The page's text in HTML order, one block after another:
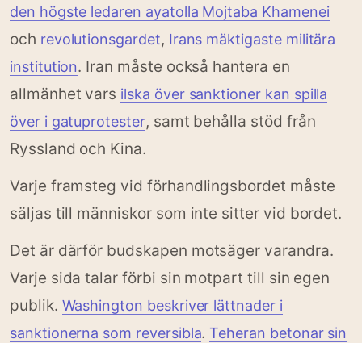
den högste ledaren ayatolla Mojtaba Khamenei
och revolutionsgardet, Irans mäktigaste militära
institution. Iran måste också hantera en
allmänhet vars ilska över sanktioner kan spilla
över i gatuprotester, samt behålla stöd från
Ryssland och Kina.
Varje framsteg vid förhandlingsbordet måste
säljas till människor som inte sitter vid bordet.
Det är därför budskapen motsäger varandra.
Varje sida talar förbi sin motpart till sin egen
publik. Washington beskriver lättnader i
sanktionerna som reversibla. Teheran betonar sin